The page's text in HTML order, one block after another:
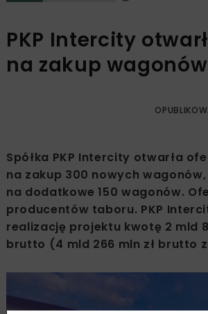
PKP Intercity
na zakup wagonów
Spółka PKP Intercity otwarła
na zakup 300 nowych
na dodatkowe 150 wagonów.
producentów taboru. PKP
realizację projektu kwotę 2 mld
brutto (4 mld 266 mln zł brutto